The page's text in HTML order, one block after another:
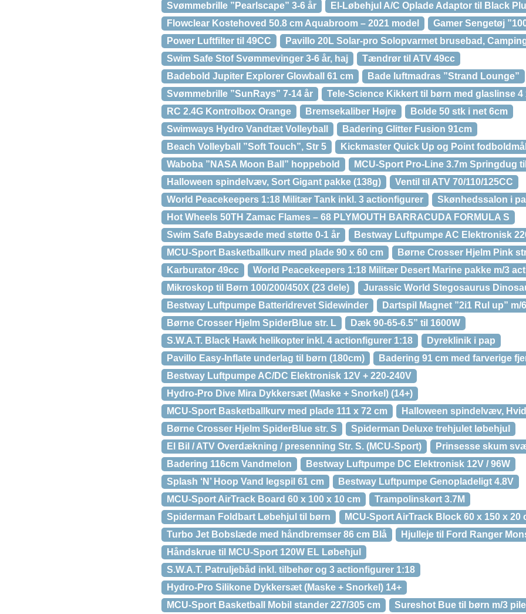
Svømmebrille ”Pearlscape” 3-6 år
El-Løbehjul A/C Oplade Adaptor til Black
Flowclear Kostehoved 50.8 cm Aquabroom – 2021 model
Gamer Sengetøj
Power Luftfilter til 49CC
Pavillo 20L Solar-pro Solopvarmet brusebad,
Swim Safe Stof Svømmevinger 3-6 år, haj
Tændrør til ATV 49cc
Badebold Jupiter Explorer Glowball 61 cm
Bade luftmadras ”Strand Lounge”
Svømmebrille ”SunRays” 7-14 år
Tele-Science Kikkert til børn med glaslinse 4
RC 2.4G Kontrolbox Orange
Bremsekaliber Højre
Bolde 50 stk i net 6cm
Swimways Hydro Vandtæt Volleyball
Badering Glitter Fusion 91cm
Beach Volleyball ”Soft Touch”, Str 5
Kickmaster Quick Up og Point
Waboba ”NASA Moon Ball” hoppebold
MCU-Sport Pro-Line 3.7m Springdug
Halloween spindelvæv, Sort Gigant pakke (138g)
Ventil til ATV 70/110/125CC
World Peacekeepers 1:18 Militær Tank inkl. 3 actionfigurer
Skønhedssalon i
Hot Wheels 50TH Zamac Flames – 68 PLYMOUTH BARRACUDA FORMULA S
Swim Safe Babysæde med støtte 0-1 år
Bestway Luftpumpe AC Elektronisk
MCU-Sport Basketballkurv med plade 90 x 60 cm
Børne Crosser Hjelm Pink
Karburator 49cc
World Peacekeepers 1:18 Militær Desert Marine pakke m/3
Mikroskop til Børn 100/200/450X (23 dele)
Jurassic World Stegosaurus
Bestway Luftpumpe Batteridrevet Sidewinder
Dartspil Magnet ”2i1 Rul up” m/
Børne Crosser Hjelm SpiderBlue str. L
Dæk 90-65-6.5” til 1600W
S.W.A.T. Black Hawk helikopter inkl. 4 actionfigurer 1:18
Dyreklinik i pap
Pavillo Easy-Inflate underlag til børn (180cm)
Badering 91 cm med farverige
Bestway Luftpumpe AC/DC Elektronisk 12V + 220-240V
Hydro-Pro Dive Mira Dykkersæt (Maske + Snorkel) (14+)
MCU-Sport Basketballkurv med plade 111 x 72 cm
Halloween spindelvæv,
Børne Crosser Hjelm SpiderBlue str. S
Spiderman Deluxe trehjulet løbehjul
El Bil / ATV Overdækning / presenning Str. S. (MCU-Sport)
Prinsesse skum
Badering 116cm Vandmelon
Bestway Luftpumpe DC Elektronisk 12V / 96W
Splash ‘N’ Hoop Vand legspil 61 cm
Bestway Luftpumpe Genopladeligt 4.8V
MCU-Sport AirTrack Board 60 x 100 x 10 cm
Trampolinskørt 3.7M
Spiderman Foldbart Løbehjul til børn
MCU-Sport AirTrack Block 60 x 150 x 20
Turbo Jet Bobslæde med håndbremser 86 cm Blå
Hjulleje til Ford Ranger
Håndskrue til MCU-Sport 120W EL Løbehjul
S.W.A.T. Patruljebåd inkl. tilbehør og 3 actionfigurer 1:18
Hydro-Pro Silikone Dykkersæt (Maske + Snorkel) 14+
MCU-Sport Basketball Mobil stander 227/305 cm
Sureshot Bue til børn m/3 pile